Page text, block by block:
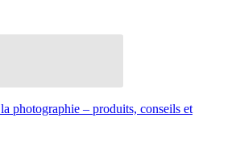
photographie – produits, conseils et